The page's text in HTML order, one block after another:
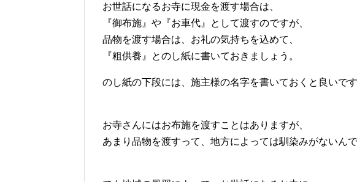
お世話になるお寺に現金を渡す場合は、
『御布施』や『お車代』として渡すのですが、
品物を渡す場合は、お礼の気持ちを込めて、
『粗供養』とのし紙に書いておきましょう。
のし紙の下段には、施主様の名字を書いておくと良いです
お寺さんにはお布施を渡すことはありますが、
あまり品物を渡すって、地方によっては馴染みがないんで